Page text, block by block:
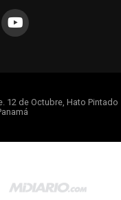
12 de Octubre, Hato Pintado